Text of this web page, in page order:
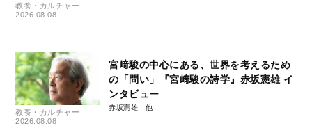
教養・カルチャー
2026.08.08
教養・カルチャー
2026.08.08
宮﨑駿の中心にある、世界を考えるため
の「問い」『宮﨑駿の詩学』赤坂憲雄 イ
ンタビュー
赤坂憲雄